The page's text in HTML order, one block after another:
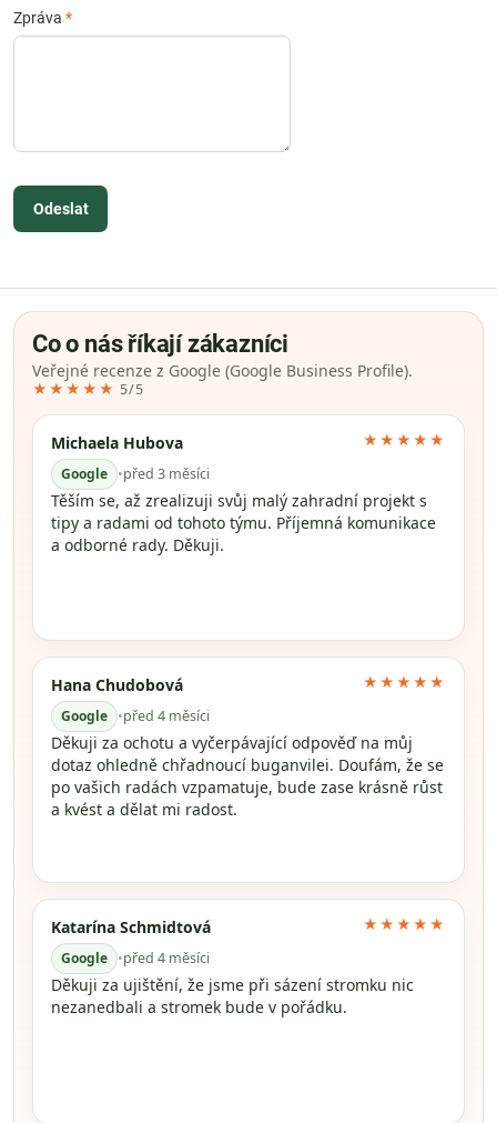
Zpráva *
Odeslat
Co o nás říkají zákazníci
Veřejné recenze z Google (Google Business Profile).
★★★★★ 5/5
Michaela Hubova
Google •před 3 měsíci
★★★★★
Těším se, až zrealizuji svůj malý zahradní projekt s
tipy a radami od tohoto týmu. Příjemná komunikace
a odborné rady. Děkuji.
Hana Chudobová
Google •před 4 měsíci
★★★★★
Děkuji za ochotu a vyčerpávající odpověď na můj
dotaz ohledně chřadnoucí buganvilei. Doufám, že se
po vašich radách vzpamatuje, bude zase krásně růst
a kvést a dělat mi radost.
Katarína Schmidtová
Google •před 4 měsíci
★★★★★
Děkuji za ujištění, že jsme při sázení stromku nic
nezanedbali a stromek bude v pořádku.